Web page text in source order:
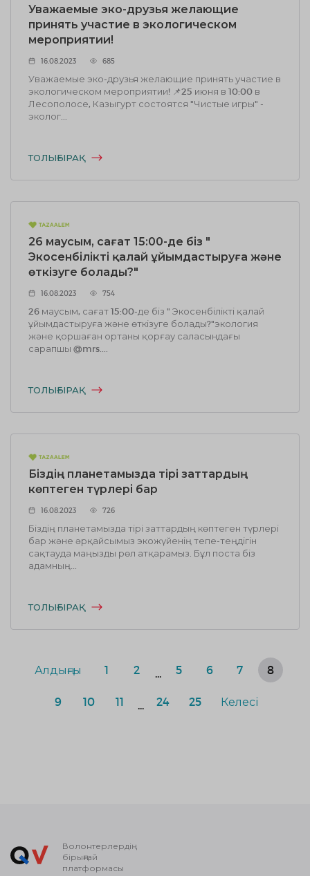
Уважаемые эко-друзья желающие
принять участие в экологическом
мероприятии!
16.08.2023 685
Уважаемые эко-друзья желающие принять участие в
экологическом мероприятии! 📌25 июня в 10:00 в
Лесополосе, Казыгурт состоятся "Чистые игры" -
эколог...
ТОЛЫҒЫРАҚ
26 маусым, сағат 15:00-де біз "
Экосенбілікті қалай ұйымдастыруға және
өткізуге болады?"
16.08.2023 754
26 маусым, сағат 15:00-де біз " Экосенбілікті қалай
ұйымдастыруға және өткізуге болады?"экология
және қоршаған ортаны қорғау саласындағы
сарапшы @mrs....
ТОЛЫҒЫРАҚ
Біздің планетамызда тірі заттардың
көптеген түрлері бар
16.08.2023 726
Біздің планетамызда тірі заттардың көптеген түрлері
бар және әрқайсымыз экожүйенің тепе-теңдігін
сақтауда маңызды рөл атқарамыз. Бұл поста біз
адамның...
ТОЛЫҒЫРАҚ
Алдыңғы 1 2 ... 5 6 7 8
9 10 11 ... 24 25 Келесі
Волонтерлердің
бірыңғай
платформасы